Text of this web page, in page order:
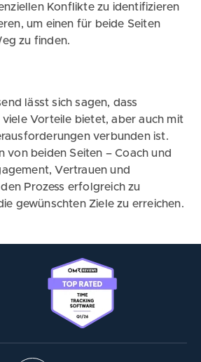
Konflikte zu identifizieren
um einen für beide Seiten
zu finden.
lässt sich sagen, dass
viele Vorteile bietet, aber auch mit
verbunden ist.
von beiden Seiten – Coach und
Vertrauen und
Prozess erfolgreich zu
gewünschten Ziele zu erreichen.